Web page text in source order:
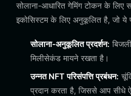
सोलाना-आधारित गेमिंग टोकन के
इकोसिस्टम के लिए अनुकूलित है, जो ये
सोलाना-अनुकूलित प्रदर्शन:
मिलीसेकंड मायने रखता है।
उन्नत NFT परिसंपत्ति प्रबंधन:
प्रदान करता है, जिससे आप सीधे